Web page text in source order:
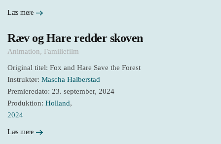
Læs mere
Ræv og Hare redder skoven
Animation, Familiefilm
Original titel: Fox and Hare Save the Forest
Instruktør: Mascha Hal­ber­stad
Premieredato: 23. september, 2024
Produktion: Holland,
2024
Læs mere